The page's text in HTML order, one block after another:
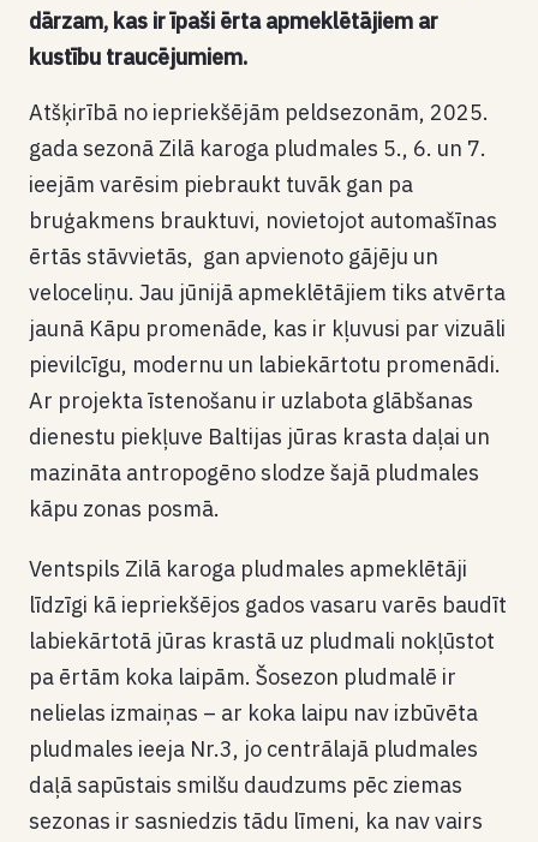
dārzam, kas ir īpaši ērta apmeklētājiem ar
kustību traucējumiem.
Atšķirībā no iepriekšējām peldsezonām, 2025.
gada sezonā Zilā karoga pludmales 5., 6. un 7.
ieejām varēsim piebraukt tuvāk gan pa
bruģakmens brauktuvi, novietojot automašīnas
ērtās stāvvietās, gan apvienoto gājēju un
veloceliņu. Jau jūnijā apmeklētājiem tiks atvērta
jaunā Kāpu promenāde, kas ir kļuvusi par vizuāli
pievilcīgu, modernu un labiekārtotu promenādi.
Ar projekta īstenošanu ir uzlabota glābšanas
dienestu piekļuve Baltijas jūras krasta daļai un
mazināta antropogēno slodze šajā pludmales
kāpu zonas posmā.
Ventspils Zilā karoga pludmales apmeklētāji
līdzīgi kā iepriekšējos gados vasaru varēs baudīt
labiekārtotā jūras krastā uz pludmali nokļūstot
pa ērtām koka laipām. Šosezon pludmalē ir
nelielas izmaiņas – ar koka laipu nav izbūvēta
pludmales ieeja Nr.3, jo centrālajā pludmales
daļā sapūstais smilšu daudzums pēc ziemas
sezonas ir sasniedzis tādu līmeni, ka nav vairs